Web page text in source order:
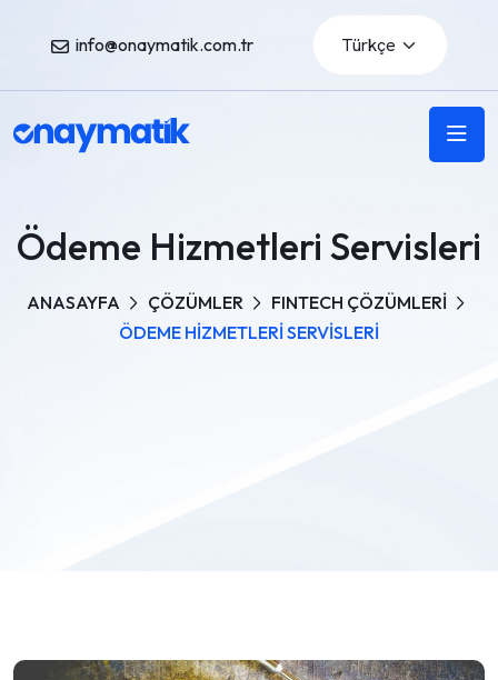
info@onaymatik.com.tr
Ödeme Hizmetleri Servisleri
ANASAYFA ÇÖZÜMLER
FINTECH ÇÖZÜMLERİ
ÖDEME HİZMETLERİ SERVİSLERİ